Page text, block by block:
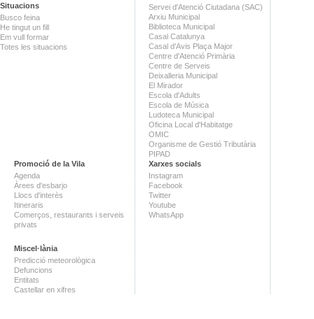
Situacions
Busco feina
He tingut un fill
Em vull formar
Totes les situacions
Servei d'Atenció Ciutadana (SAC)
Arxiu Municipal
Biblioteca Municipal
Casal Catalunya
Casal d'Avis Plaça Major
Centre d'Atenció Primària
Centre de Serveis
Deixalleria Municipal
El Mirador
Escola d'Adults
Escola de Música
Ludoteca Municipal
Oficina Local d'Habitatge
OMIC
Organisme de Gestió Tributària
PIPAD
Promoció de la Vila
Agenda
Àrees d'esbarjo
Llocs d'interès
Itineraris
Comerços, restaurants i serveis
privats
Miscel·lània
Predicció meteorològica
Defuncions
Entitats
Castellar en xifres
Xarxes socials
Instagram
Facebook
Twitter
Youtube
WhatsApp